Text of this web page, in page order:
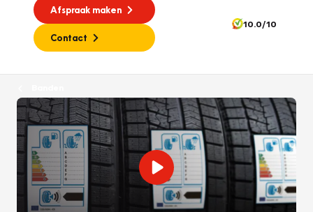
Afspraak maken
Contact
10.0/10